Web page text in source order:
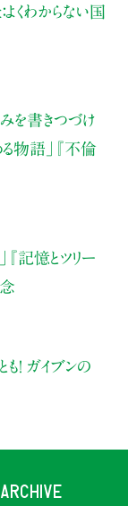
よくわからない国
みを書きつづけ
物語」
『不倫
『記憶とツリー
！ ガイブンの
ARCHIVE